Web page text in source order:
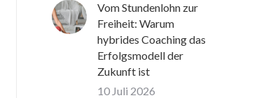
Vom Stundenlohn zur
Freiheit: Warum
hybrides Coaching das
Erfolgsmodell der
Zukunft ist
10 Juli 2026